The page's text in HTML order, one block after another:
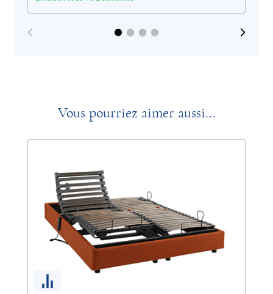
Vous pourriez aimer aussi...